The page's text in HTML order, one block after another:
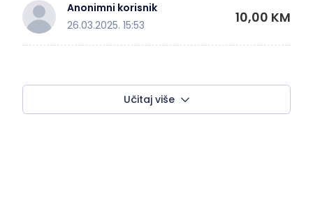
Anonimni korisnik
26.03.2025. 15:53
10,00 KM
Učitaj više